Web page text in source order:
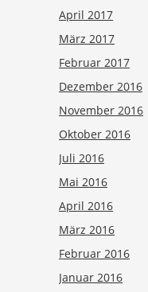
April 2017
März 2017
Februar 2017
Dezember 2016
November 2016
Oktober 2016
Juli 2016
Mai 2016
April 2016
März 2016
Februar 2016
Januar 2016